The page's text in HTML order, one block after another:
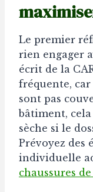
Le premier
rien engager
écrit de la
fréquente,
sont pas
bâtiment,
sèche si le
Prévoyez des
individuelle
chaussures